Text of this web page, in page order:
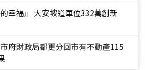
幸福』 大安坡道車位332萬創新
府財政局都更分回市有不動產115